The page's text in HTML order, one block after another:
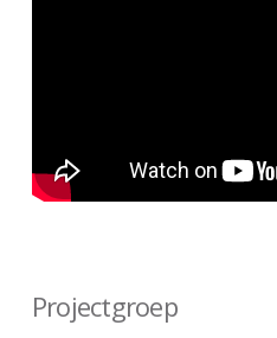
Projectgroep